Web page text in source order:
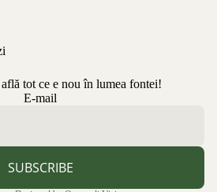
tot ce e nou în lumea fontei!
E-mail
SUBSCRIBE